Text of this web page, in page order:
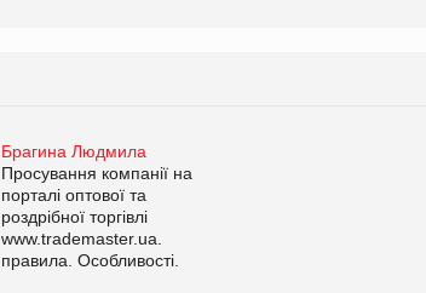
Брагина Людмила
Просування компанії на
порталі оптової та
роздрібної торгівлі
www.trademaster.ua.
правила. Особливості.